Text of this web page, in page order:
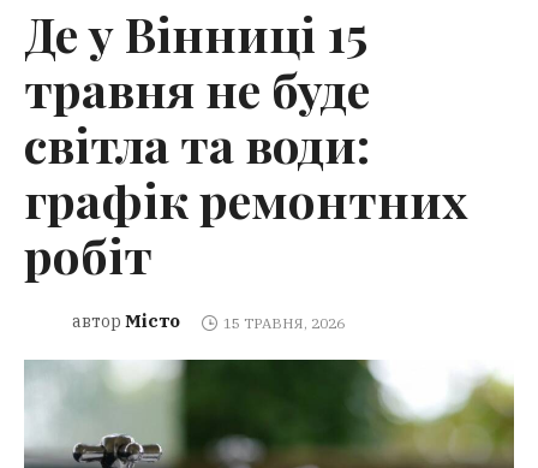
Де у Вінниці 15
травня не буде
світла та води:
графік ремонтних
робіт
автор Місто 15 ТРАВНЯ, 2026